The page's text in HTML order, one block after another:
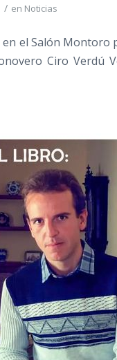
/ en Noticias
el Salón Montoro
Ciro Verdú